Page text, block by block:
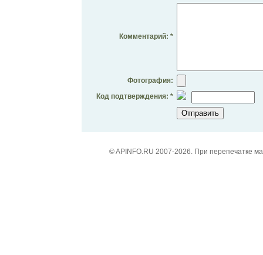
Комментарий: *
Фотография:
Код подтверждения: *
© APINFO.RU 2007-2026. При перепечатке